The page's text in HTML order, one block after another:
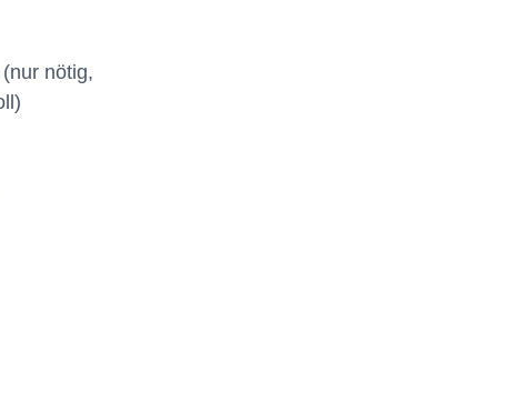
nötig,